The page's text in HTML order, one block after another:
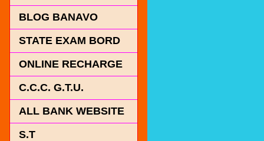
BLOG BANAVO
STATE EXAM BORD
ONLINE RECHARGE
C.C.C. G.T.U.
ALL BANK WEBSITE
S.T